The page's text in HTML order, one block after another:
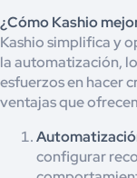
¿Cómo Kashio
Kashio simplifica y
la automatización,
esfuerzos en hacer
ventajas que
configurar